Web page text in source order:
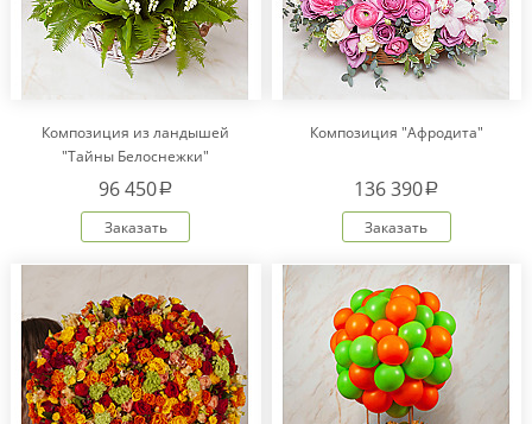
Композиция из ландышей
"Тайны Белоснежки"
96 450a
Заказать
Композиция "Афродита"
136 390a
Заказать